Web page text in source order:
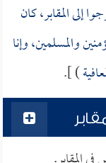
إلى المقابر، كان
والمسلمين، وإنا
) ].